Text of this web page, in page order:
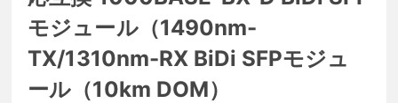
モジュール（1490nm-
TX/1310nm-RX BiDi SFPモジュ
ール（10km DOM）